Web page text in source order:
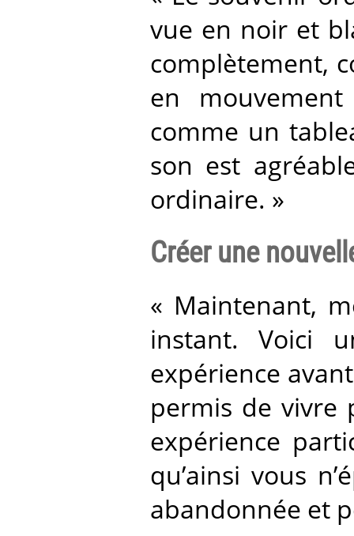
vue en noir et
complètement,
en
comme un
son est
ordinaire. »
Créer une
« Maintenant,
instant. Voici
expérience
permis de vivre
expérience
qu’ainsi vous
abandonnée et